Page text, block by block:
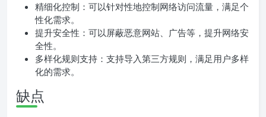
精细化控制：可以针对性地控制网络访问流量，满足个
性化需求。
提升安全性：可以屏蔽恶意网站、广告等，提升网络安
全性。
多样化规则支持：支持导入第三方规则，满足用户多样
化的需求。
缺点